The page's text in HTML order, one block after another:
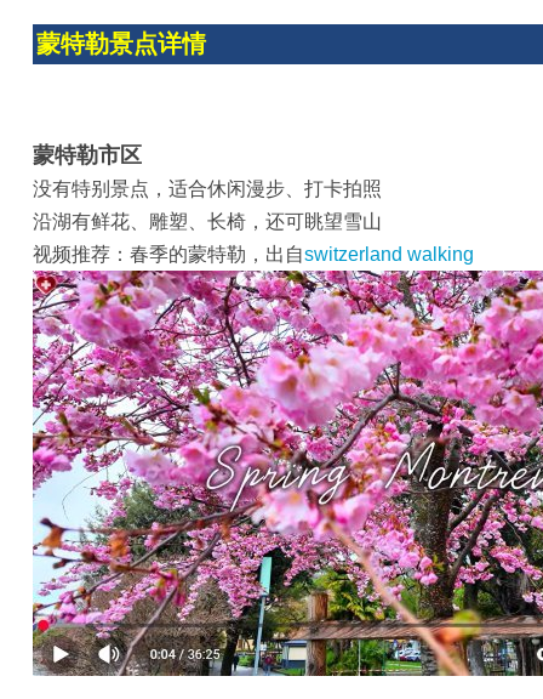
蒙特勒景点详情
蒙特勒市区
没有特别景点，适合休闲漫步、打卡拍照
沿湖有鲜花、雕塑、长椅，还可眺望雪山
视频推荐：春季的蒙特勒，出自switzerland walking